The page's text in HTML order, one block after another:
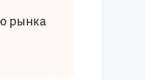
рынка